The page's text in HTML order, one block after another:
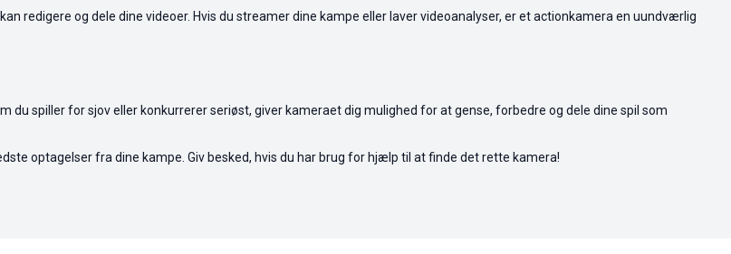
redigere og dele dine videoer. Hvis du streamer dine kampe eller laver videoanalyser, er et actionkamera en uundværlig
du spiller for sjov eller konkurrerer seriøst, giver kameraet dig mulighed for at gense, forbedre og dele dine spil som
optagelser fra dine kampe. Giv besked, hvis du har brug for hjælp til at finde det rette kamera!